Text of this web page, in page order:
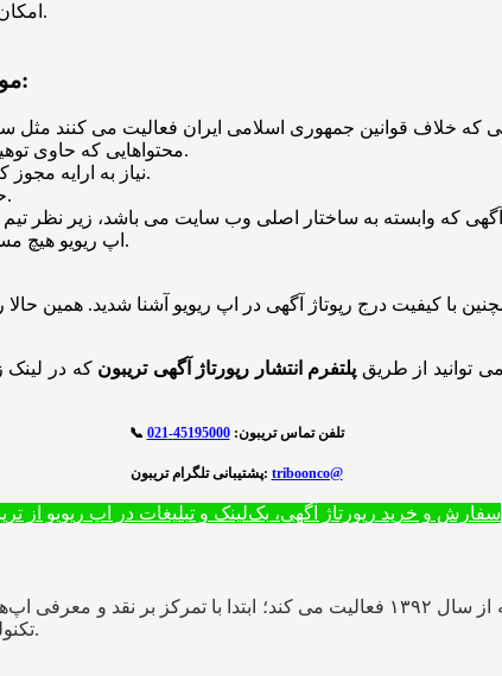
• امکان هر نوع تغییر مثلا در لینک ها و محتوا بعد از درج رپورتاژ آگهی وجود دارد.
موارد زیر را قبل از درج رپورتاژ آگهی در اپ ریویو در نظر بگیرید:
• محتواهایی که حاوی توهین، افترا و خلاف قوانین جمهوری اسلامی ایران باشد منتشر نخواهند شد.
• سایت های فروشگاهی بانه ای (baneh) نیاز به ارایه مجوز کسب و کار صنفی و مجازی دارند.
• حداقل تعداد کلمات رپورتاژ آگهی باید 600 کلمه و حداکثر 9000 کلمه باشد.
• اپ ریویو هیچ مسئولیتی نسبت به محتوای منتشر شده در رپورتاژهای آگهی و خبری ندارد.
با کیفیت درج رپوتاژ آگهی در اپ ریویو آشنا شدید. همین حالا
توانید از طریق پلتفرم انتشار رپورتاژ آگهی تریبونکه در
📞 تلفن تماس تریبون: 45195000-021
پشتیبانی تلگرام تریبون: triboonco@
سفارش و خرید رپورتاژ آگهی، بک‌لینک و تبلیغات در اپ ریویو از
» یک رسانه فارسی درباره اپلیکیشن‌ها و فناوری است که از سال ۱۳۹۲ فعالیت
تکنولوژی، هوش مصنوعی و آی تی را با خبر، مقاله و یادداشت پوشش می‌دهد.